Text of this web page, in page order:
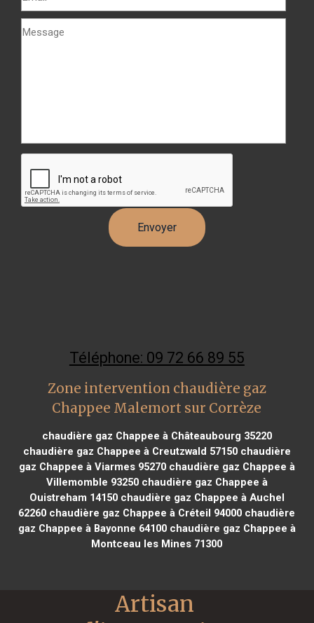
Téléphone: 09 72 66 89 55
Zone intervention chaudière gaz
Chappee Malemort sur Corrèze
chaudière gaz Chappee à Châteaubourg 35220
chaudière gaz Chappee à Creutzwald 57150chaudière
gaz Chappee à Viarmes 95270chaudière gaz Chappee à
Villemomble 93250chaudière gaz Chappee à
Ouistreham 14150chaudière gaz Chappee à Auchel
62260 chaudière gaz Chappee à Créteil 94000 chaudière
gaz Chappee à Bayonne 64100chaudière gaz Chappee à
Montceau les Mines 71300
Artisan